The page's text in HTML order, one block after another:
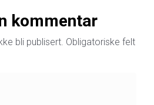
kommentar
bli publisert. Obligatoriske felt